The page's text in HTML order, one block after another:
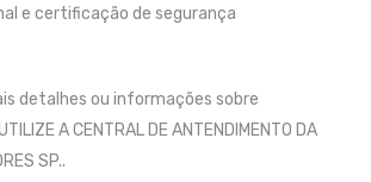
e certificação de segurança
detalhes ou informações sobre
A CENTRAL DE ANTENDIMENTO DA
SP..